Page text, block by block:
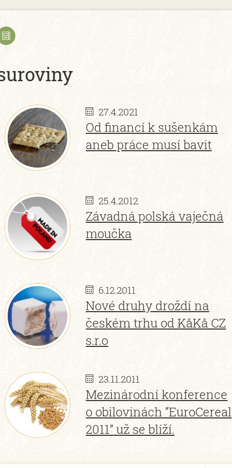
27.4.2021
Od financí k sušenkám
aneb práce musí bavit
25.4.2012
Závadná polská vaječná
moučka
6.12.2011
Nové druhy droždí na
českém trhu od KåKå CZ
s.r.o
23.11.2011
Mezinárodní konference
o obilovinách “EuroCereal
2011” už se blíží.